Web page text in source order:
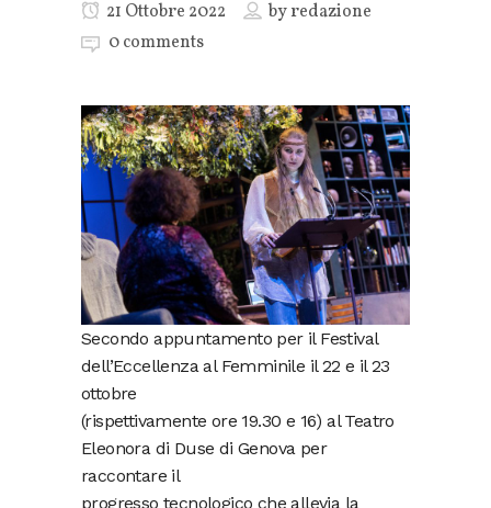
21 Ottobre 2022 byredazione
0 comments
Secondo appuntamento per il Festival
dell’Eccellenza al Femminile il 22 e il 23
ottobre
(rispettivamente ore 19.30 e 16) al Teatro
Eleonora di Duse di Genova per
raccontare il
progresso tecnologico che allevia la